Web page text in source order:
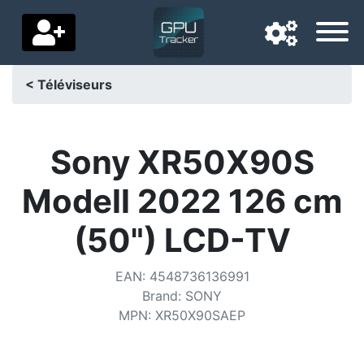
Pays de livraison
Accueil
Baisses de prix
Paramètres
< Téléviseurs
Sony XR50X90S
Modell 2022 126 cm
(50") LCD-TV
EAN: 4548736136991
Brand: SONY
MPN: XR50X90SAEP